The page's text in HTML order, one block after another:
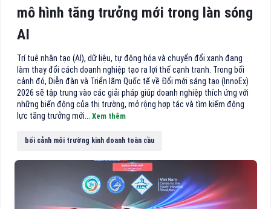
mô hình tăng trưởng mới trong làn sóng
AI
Trí tuệ nhân tạo (AI), dữ liệu, tự động hóa và chuyển đổi xanh đang
làm thay đổi cách doanh nghiệp tạo ra lợi thế cạnh tranh. Trong bối
cảnh đó, Diễn đàn và Triển lãm Quốc tế về Đổi mới sáng tạo (InnoEx)
2026 sẽ tập trung vào các giải pháp giúp doanh nghiệp thích ứng với
những biến động của thị trường, mở rộng hợp tác và tìm kiếm động
lực tăng trưởng mới... Xem thêm
bối cảnh môi trường kinh doanh toàn cầu